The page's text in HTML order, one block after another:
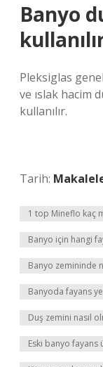
Banyo
Pleksiglas
ve ıslak hacim
kullanılır.
Tarih:
1 top Mineflo kaç
Banyo için hangi
Banyo zemininde
Banyoda fayans
Duş zemini nasıl
Eski banyo fayans